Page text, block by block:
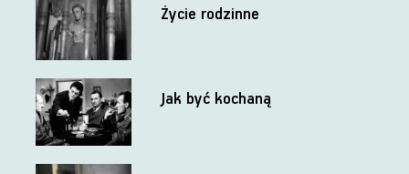
Życie rodzinne
Jak być kochaną